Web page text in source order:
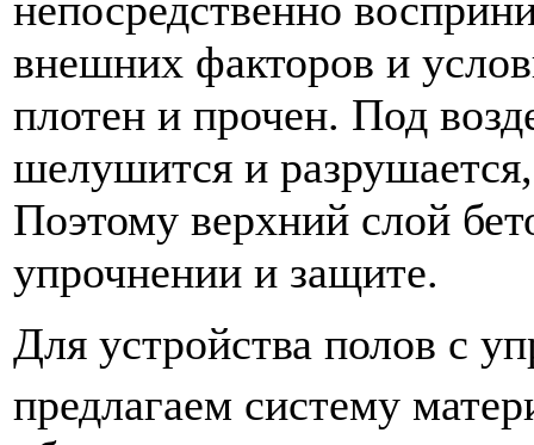
внешних факторов и
плотен и прочен. Под
шелушится и
Поэтому верхний слой
упрочнении и защите.
Для устройства полов с
предлагаем систему